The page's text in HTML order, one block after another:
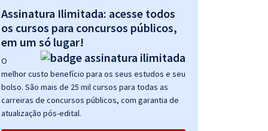
Assinatura Ilimitada: acesse todos
os cursos para concursos públicos,
em um só lugar!
O
melhor custo benefício para os seus estudos e seu
bolso. São mais de 25 mil cursos para todas as
carreiras de concursos públicos, com garantia de
atualização pós-edital.